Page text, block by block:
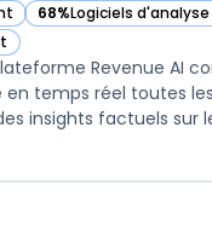
68%Logiciels
— voir Gong dans
Revenue AI
en temps réel toutes